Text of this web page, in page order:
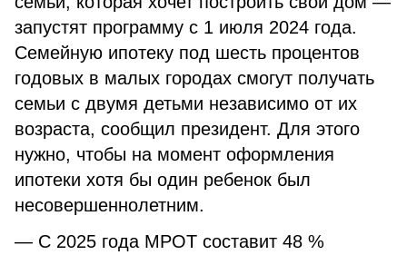
запустят программу с 1 июля 2024 года.
Семейную ипотеку под шесть процентов
годовых в малых городах смогут получать
семьи с двумя детьми независимо от их
возраста, сообщил президент. Для этого
нужно, чтобы на момент оформления
ипотеки хотя бы один ребенок был
несовершеннолетним.
— С 2025 года МРОТ составит 48 %